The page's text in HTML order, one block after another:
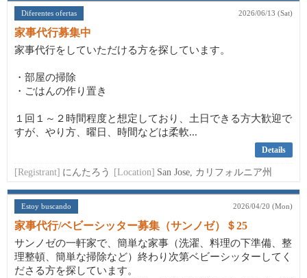
Diferentes ofertas 2026/06/13 (Sat)
家事代行募集中
家事代行をしていただける方を探しています。
・部屋の掃除
・ごはんの作り置き
１回１～２時間程度と想定しており、土日できる方大歓迎で
すが、やり方、曜日、時間などは柔軟...
Details
[Registrant] にんたろう [Location] San Jose, カリフォルニア州
Estoy buscando 2026/04/20 (Mon)
家事代行/ベビーシッター募集（サンノゼ）＄25
サンノゼの一軒家で、簡単な家事（洗濯、料理の下準備、整
理整頓、簡単な掃除など）終わり次第ベビーシッターしてく
ださる方を探しています。